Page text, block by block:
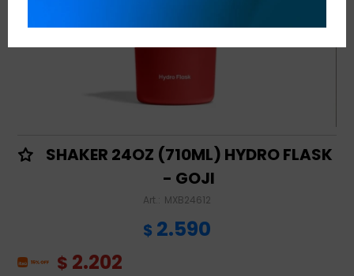
SHAKER 24OZ (710ML) HYDRO FLASK
- GOJI
MXB24612
$ 2.590
$ 2.202